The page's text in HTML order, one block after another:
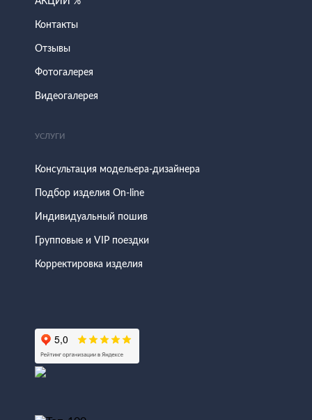
Контакты
Отзывы
Фотогалерея
Видеогалерея
УСЛУГИ
Консультация модельера-дизайнера
Подбор изделия On-line
Индивидуальный пошив
Групповые и VIP поездки
Корректировка изделия